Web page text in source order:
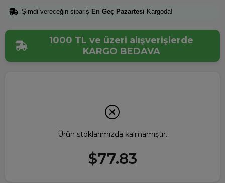
Şimdi vereceğin sipariş En Geç Pazartesi Kargoda!
1000 TL ve üzeri alışverişlerde
KARGO BEDAVA
Ürün stoklarımızda kalmamıştır.
$77.83